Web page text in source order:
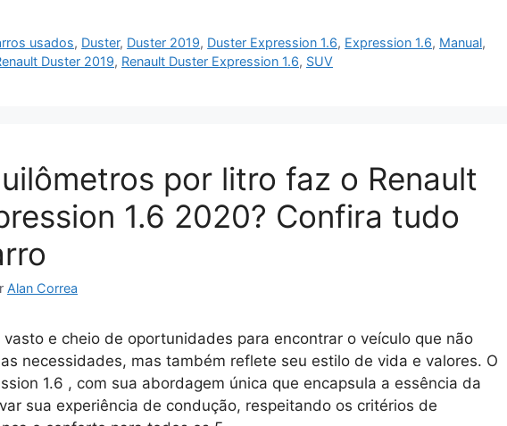
usados, Duster, Duster 2019, Duster Expression 1.6, Expression 1.6, Manual,
Duster 2019, Renault Duster Expression 1.6, SUV
por litro faz o Renault
1.6 2020? Confira tudo
Alan Correa
vasto e cheio de oportunidades para encontrar o veículo que não
necessidades, mas também reflete seu estilo de vida e valores. O
1.6 , com sua abordagem única que encapsula a essência da
sua experiência de condução, respeitando os critérios de